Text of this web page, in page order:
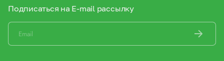
Подписаться на E-mail рассылку